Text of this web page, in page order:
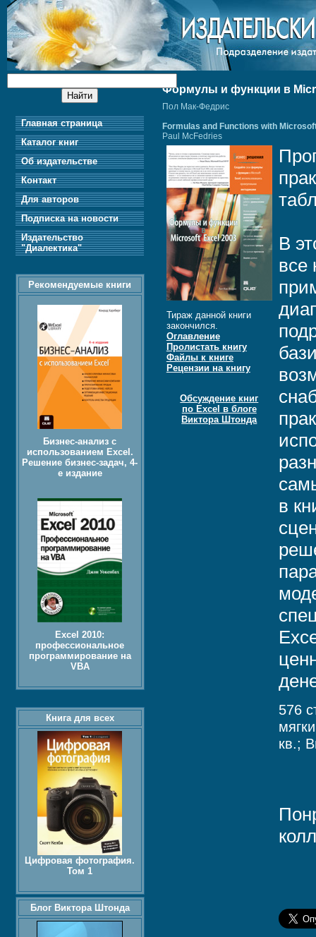
Формулы и функции в
Пол Мак-Федрис
Formulas and Functions with
Paul McFedries
Тираж данной книги
закончился.
Оглавление
Пролистать книгу
Файлы к книге
Рецензии на книгу
Обсуждение книг
по Excel в блоге
Виктора Штонда
В
все
в
576
кв.;
Главная страница
Каталог книг
Об издательстве
Контакт
Для авторов
Подписка на новости
Издательство
"Диалектика"
Рекомендуемые книги
Бизнес-анализ с
использованием Excel.
Решение бизнес-задач, 4-
е издание
Excel 2010:
профессиональное
программирование на
VBA
Книга для всех
Цифровая фотография.
Том 1
Блог Виктора Штонда